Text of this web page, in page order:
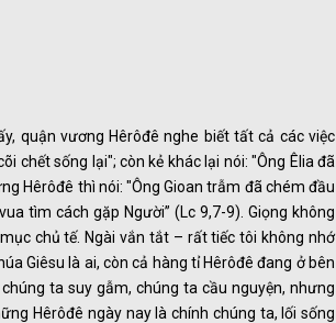
quận vương Hêrôđê nghe biết tất cả các việc
chết sống lại"; còn kẻ khác lại nói: "Ông Êlia đã
Hêrôđê thì nói: "Ông Gioan trẫm đã chém đầu
tìm cách gặp Người” (Lc 9,7-9). Giọng không
chủ tế. Ngài vắn tắt – rất tiếc tôi không nhớ
Giêsu là ai, còn cả hàng tỉ Hêrôđê đang ở bên
ta suy gẫm, chúng ta cầu nguyện, nhưng
Hêrôđê ngày nay là chính chúng ta, lối sống